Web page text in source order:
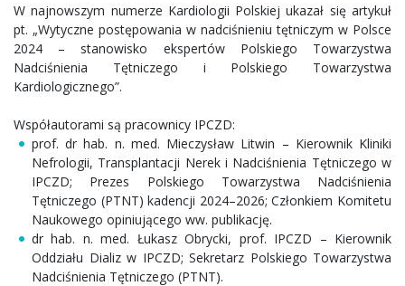
W najnowszym numerze Kardiologii Polskiej ukazał się artykuł
pt. „Wytyczne postępowania w nadciśnieniu tętniczym w Polsce
2024 – stanowisko ekspertów Polskiego Towarzystwa
Nadciśnienia Tętniczego i Polskiego Towarzystwa
Kardiologicznego”.
Współautorami są pracownicy IPCZD:
prof. dr hab. n. med. Mieczysław Litwin – Kierownik Kliniki
Nefrologii, Transplantacji Nerek i Nadciśnienia Tętniczego w
IPCZD; Prezes Polskiego Towarzystwa Nadciśnienia
Tętniczego (PTNT) kadencji 2024–2026; Członkiem Komitetu
Naukowego opiniującego ww. publikację.
dr hab. n. med. Łukasz Obrycki, prof. IPCZD – Kierownik
Oddziału Dializ w IPCZD; Sekretarz Polskiego Towarzystwa
Nadciśnienia Tętniczego (PTNT).